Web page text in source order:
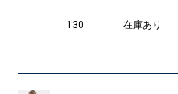
130 在庫あり